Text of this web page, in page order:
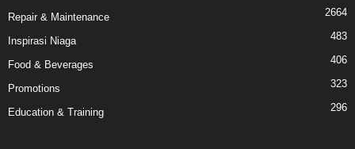
Repair & Maintenance 2664
Inspirasi Niaga 483
Food & Beverages 406
Promotions 323
Education & Training 296